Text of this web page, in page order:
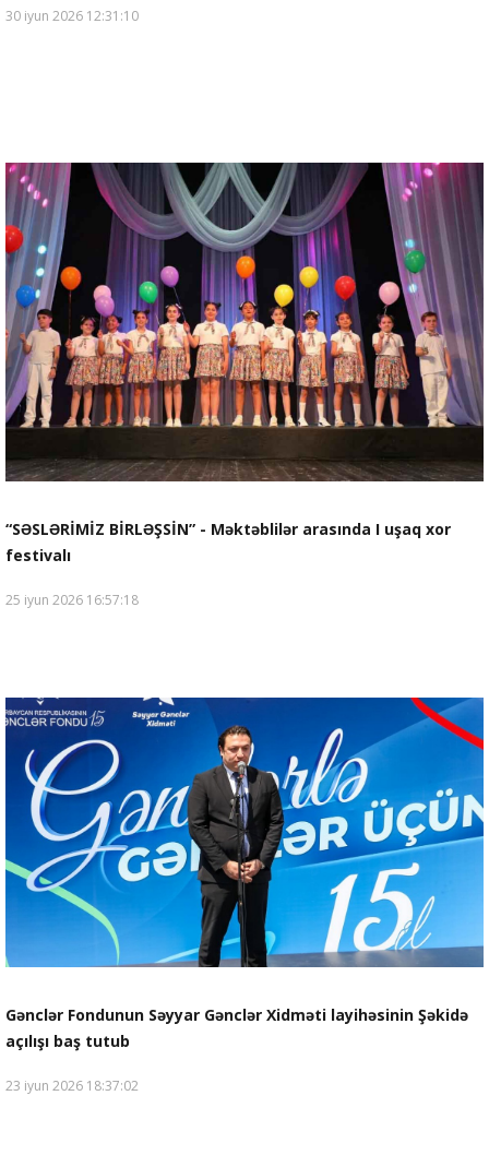
30 iyun 2026 12:31:10
“SƏSLƏRİMİZ BİRLƏŞSİN” - Məktəblilər arasında I uşaq xor
festivalı
25 iyun 2026 16:57:18
Gənclər Fondunun Səyyar Gənclər Xidməti layihəsinin Şəkidə
açılışı baş tutub
23 iyun 2026 18:37:02